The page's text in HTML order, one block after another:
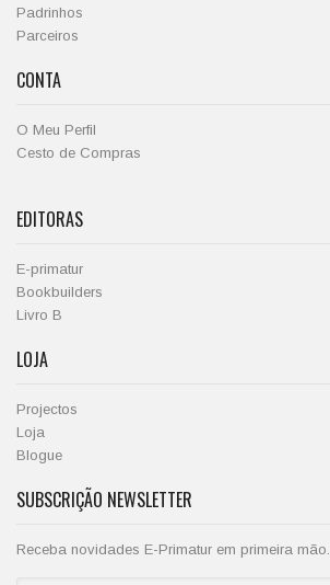
Padrinhos
Parceiros
CONTA
O Meu Perfil
Cesto de Compras
EDITORAS
E-primatur
Bookbuilders
Livro B
LOJA
Projectos
Loja
Blogue
SUBSCRIÇÃO NEWSLETTER
Receba novidades E-Primatur em primeira mão.